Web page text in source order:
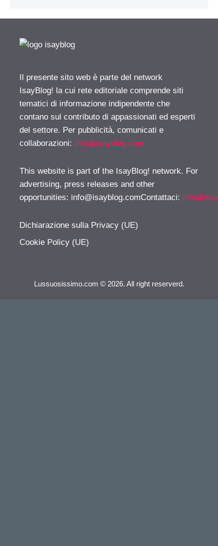
Il presente sito web è parte del network
IsayBlog! la cui rete editoriale comprende siti
tematici di informazione indipendente che
contano sul contributo di appassionati ed esperti
del settore. Per pubblicità, comunicati e
collaborazioni: info@isayblog.com
This website is part of the IsayBlog! network. For
advertising, press releases and other
opportunities: info@isayblog.comContattaci:
Dichiarazione sulla Privacy (UE)
Cookie Policy (UE)
Lussuosissimo.com © 2026. All right reserverd.